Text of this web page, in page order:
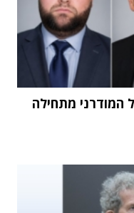
המודרני מתחילה